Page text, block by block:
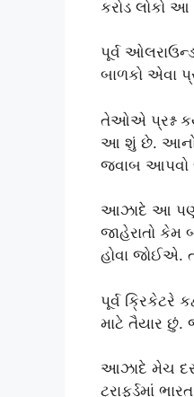
કરોડ લોકો
પૂર્વ
બાળકો એવા
તેઓએ પ્રશ્ન
આ શું છે. આનો
જવાબ આપવો
આઝાદે આ પણ
જાહેરાતો કેમ
હોવા જોઈએ.
પૂર્વ ક્રિકેટરે
માટે તૈયાર છું.
આઝાદે મેચ
ટ્રાફર્ડમાં